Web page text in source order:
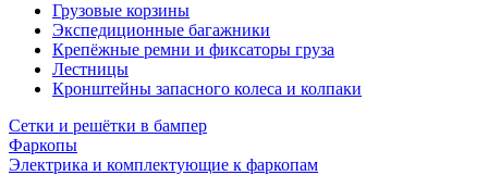
Грузовые корзины
Экспедиционные багажники
Крепёжные ремни и фиксаторы груза
Лестницы
Кронштейны запасного колеса и колпаки
Сетки и решётки в бампер
Фаркопы
Электрика и комплектующие к фаркопам